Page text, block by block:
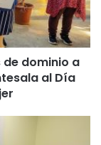
dominio a
al Día